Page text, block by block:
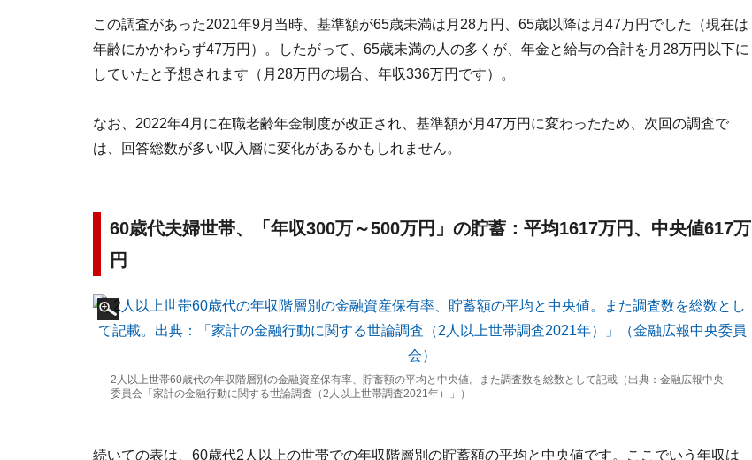
この調査があった2021年9月当時、基準額が65歳未満は月28万円、65歳以降は月47万円でした（現在は
年齢にかかわらず47万円）。したがって、65歳未満の人の多くが、年金と給与の合計を月28万円以下に
していたと予想されます（月28万円の場合、年収336万円です）。
なお、2022年4月に在職老齢年金制度が改正され、基準額が月47万円に変わったため、次回の調査で
は、回答総数が多い収入層に変化があるかもしれません。
60歳代夫婦世帯、「年収300万～500万円」の貯蓄：平均1617万円、中央値617万
円
2人以上世帯60歳代の年収階層別の金融資産保有率、貯蓄額の平均と中央値。また調査数を総数として記載（出典：金融広報中央
委員会「家計の金融行動に関する世論調査（2人以上世帯調査2021年）」）
続いての表は、60歳代2人以上の世帯での年収階層別の貯蓄額の平均と中央値です。ここでいう年収は